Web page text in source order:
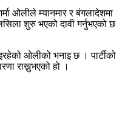
ओलीले म्यानमार र बंगलादेशमा
शुरु भएको दावी गर्नुभएको छ
ओलीको भनाइ छ । पार्टीको
राख्नुभएको हो ।